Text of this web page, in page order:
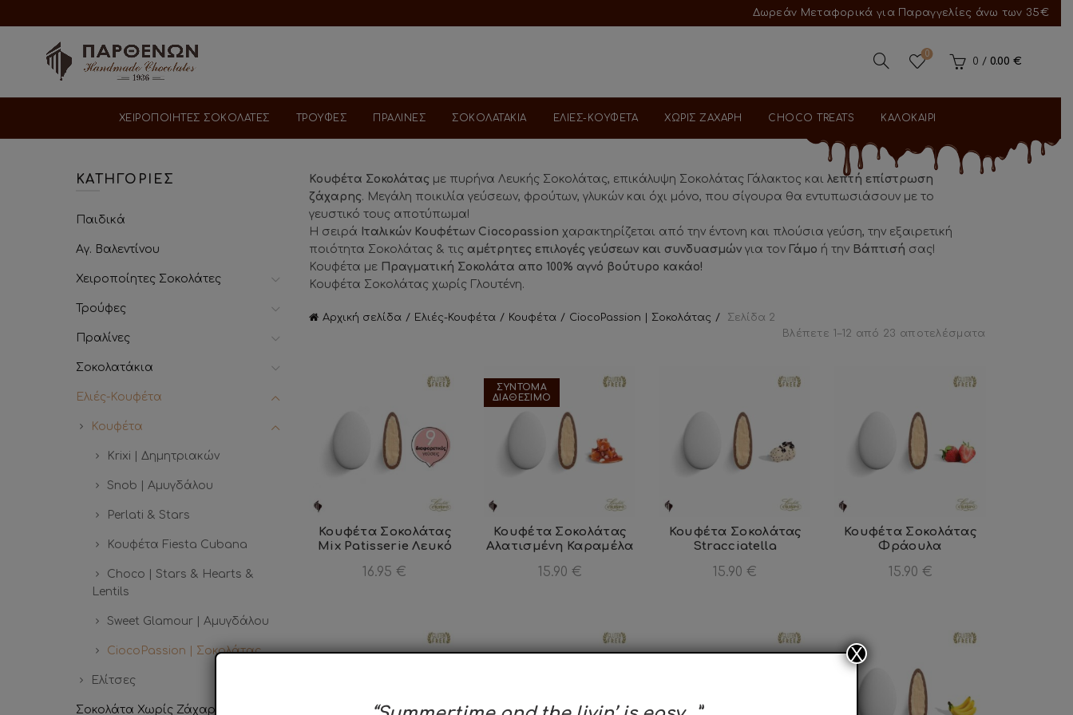
Δωρεάν Μεταφορικά για Παραγγελίες άνω των 35€
0
0 / 0.00€
ΧΕΙΡΟΠΟΙΗΤΕΣ ΣΟΚΟΛΑΤΕΣ ΤΡΟΥΦΕΣ ΠΡΑΛΙΝΕΣ ΣΟΚΟΛΑΤΑΚΙΑ ΕΛΙΕΣ-ΚΟΥΦΕΤΑ ΧΩΡΙΣ ΖΑΧΑΡΗ CHOCO TREATS ΚΑΛΟΚΑΙΡΙ
Κουφέτα Σοκολάτας με πυρήνα Λευκής Σοκολάτας, επικάλυψη Σοκολάτας Γάλακτος και λεπτή επίστρωση
ζάχαρης. Μεγάλη ποικιλία γεύσεων, φρούτων, γλυκών και όχι μόνο, που σίγουρα θα εντυπωσιάσουν με το
γευστικό τους αποτύπωμα!
Η σειρά Ιταλικών Κουφέτων Ciocopassion χαρακτηρίζεται από την έντονη και πλούσια γεύση, την εξαιρετική
ποιότητα Σοκολάτας & τις αμέτρητες επιλογές γεύσεων και συνδυασμών για τον Γάμο ή την Βάπτισή σας!
Κουφέτα με Πραγματική Σοκολάτα απο 100% αγνό βούτυρο κακάο!
Κουφέτα Σοκολάτας χωρίς Γλουτένη.
Αρχική σελίδα Ελιές-Κουφέτα Κουφέτα CiocoPassion | Σοκολάτας
Σελίδα 2
Βλέπετε 1–12 από 23 αποτελέσματα
Κουφέτα Σοκολάτας
Mix Patisserie Λευκό
16.95€
ΣΥΝΤΟΜΑ
ΔΙΑΘΕΣΙΜΟ
Κουφέτα Σοκολάτας
Αλατισμένη Καραμέλα
15.90 €
Κουφέτα Σοκολάτας
Stracciatella
15.90 €
Κουφέτα Σοκολάτας
Φράουλα
15.90 €
ΚΑΤΗΓΟΡΙΕΣ
Παιδικά
Αγ. Βαλεντίνου
Χειροποίητες Σοκολάτες
Τρούφες
Πραλίνες
Σοκολατάκια
Ελιές-Κουφέτα
Κουφέτα
Krixi | Δημητριακών
Snob | Αμυγδάλου
Perlati & Stars
Κουφέτα Fiesta Cubana
Choco | Stars & Hearts &
Lentils
Sweet Glamour | Αμυγδάλου
CiocoPassion | Σοκολάτας
Ελίτσες
Σοκολάτα Χωρίς Ζάχαρη
X